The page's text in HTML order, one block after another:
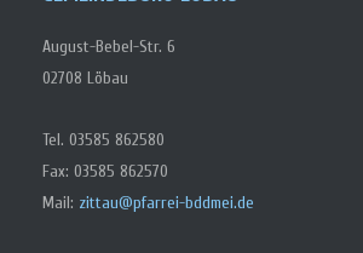
August-Bebel-Str. 6
02708 Löbau
Tel. 03585 862580
Fax: 03585 862570
Mail: zittau@pfarrei-bddmei.de